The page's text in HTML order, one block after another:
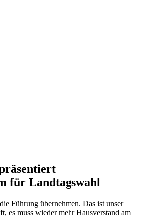
für Landtagswahl
Führung übernehmen. Das ist unser
es muss wieder mehr Hausverstand am